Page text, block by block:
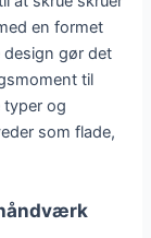
en formet
design gør det
til
typer og
som flade,